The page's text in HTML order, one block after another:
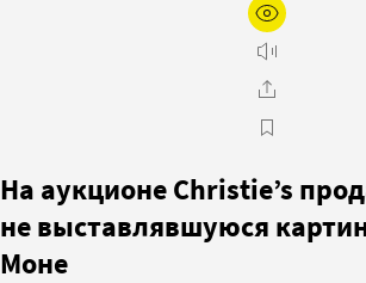
На аукционе Christie’s
не выставлявшуюся
Моне